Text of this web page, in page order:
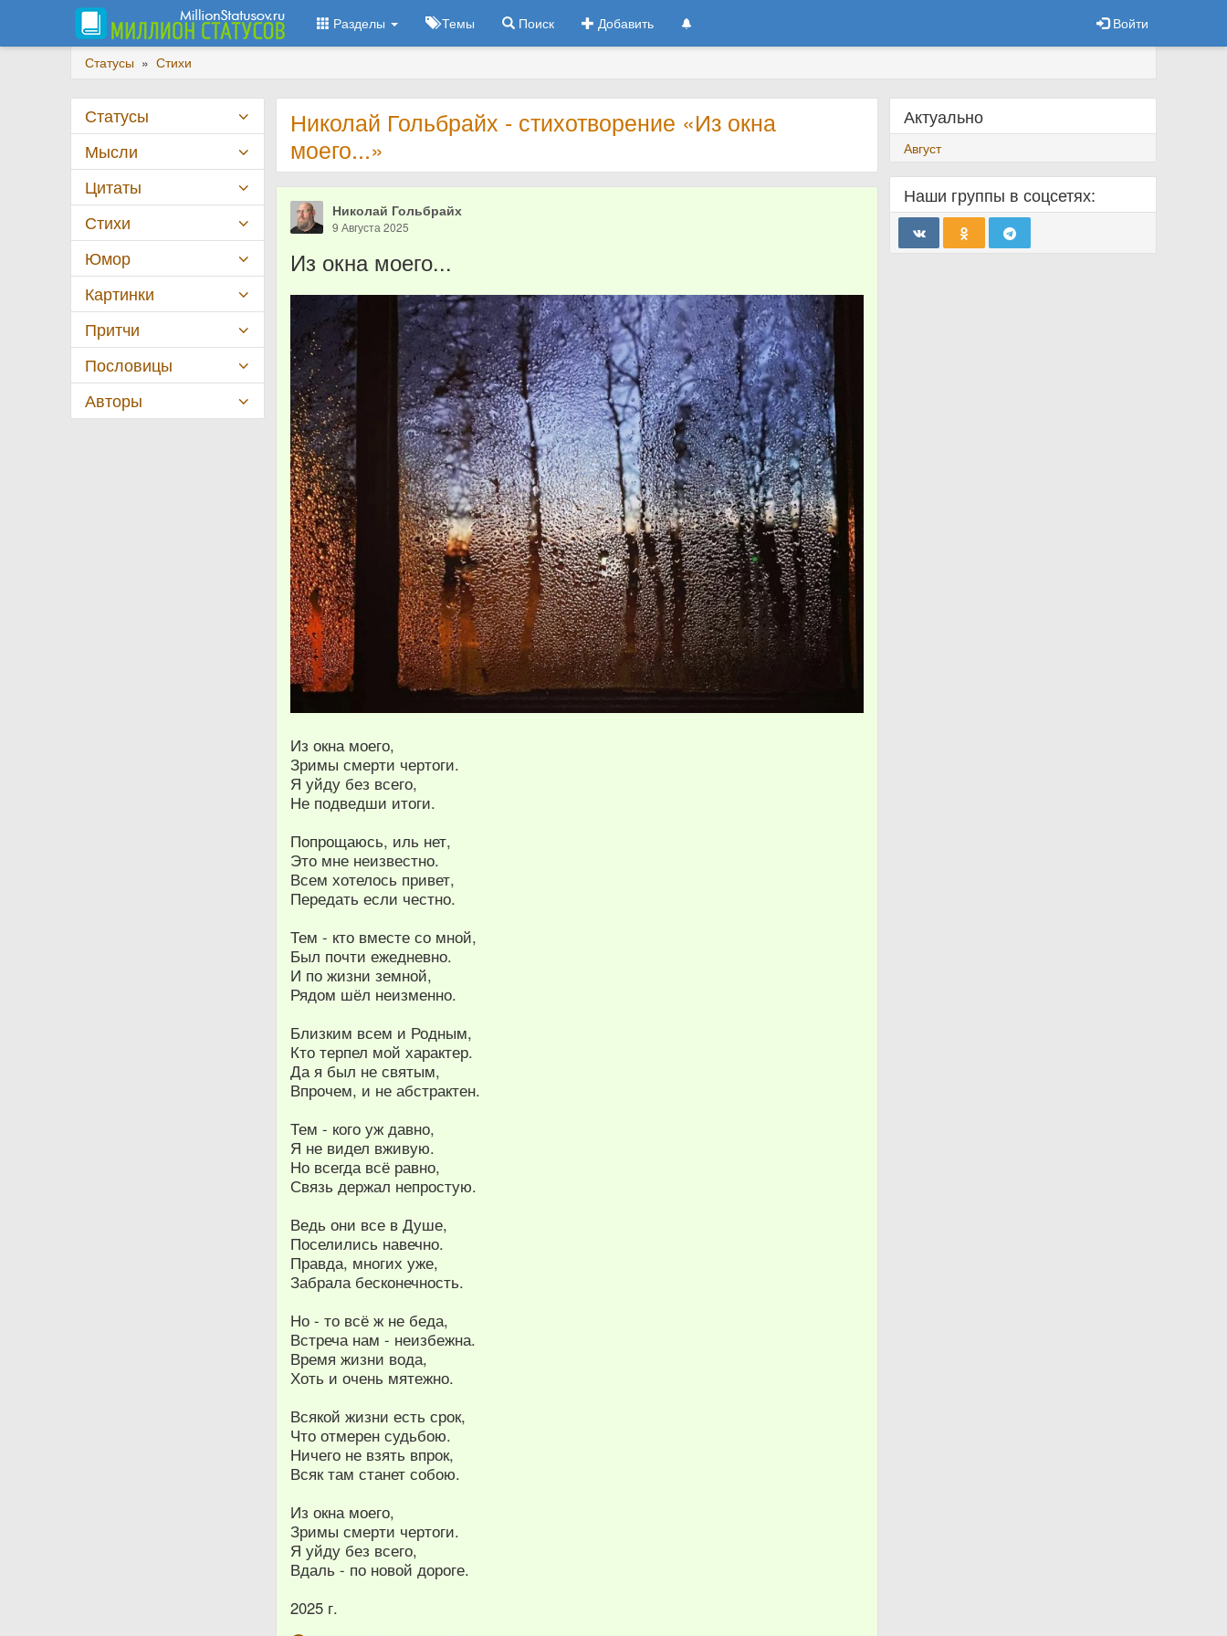
Разделы Темы Поиск Добавить Войти
Статусы » Стихи
Николай Гольбрайх - стихотворение «Из окна
моего...»
Николай Гольбрайх
9 Августа 2025
Из окна моего...
Из окна моего,
Зримы смерти чертоги.
Я уйду без всего,
Не подведши итоги.
Попрощаюсь, иль нет,
Это мне неизвестно.
Всем хотелось привет,
Передать если честно.
Тем - кто вместе со мной,
Был почти ежедневно.
И по жизни земной,
Рядом шёл неизменно.
Близким всем и Родным,
Кто терпел мой характер.
Да я был не святым,
Впрочем, и не абстрактен.
Тем - кого уж давно,
Я не видел вживую.
Но всегда всё равно,
Связь держал непростую.
Ведь они все в Душе,
Поселились навечно.
Правда, многих уже,
Забрала бесконечность.
Но - то всё ж не беда,
Встреча нам - неизбежна.
Время жизни вода,
Хоть и очень мятежно.
Всякой жизни есть срок,
Что отмерен судьбою.
Ничего не взять впрок,
Всяк там станет собою.
Из окна моего,
Зримы смерти чертоги.
Я уйду без всего,
Вдаль - по новой дороге.
2025 г.
Актуально
Август
Наши группы в соцсетях:
Статусы
Мысли
Цитаты
Стихи
Юмор
Картинки
Притчи
Пословицы
Авторы